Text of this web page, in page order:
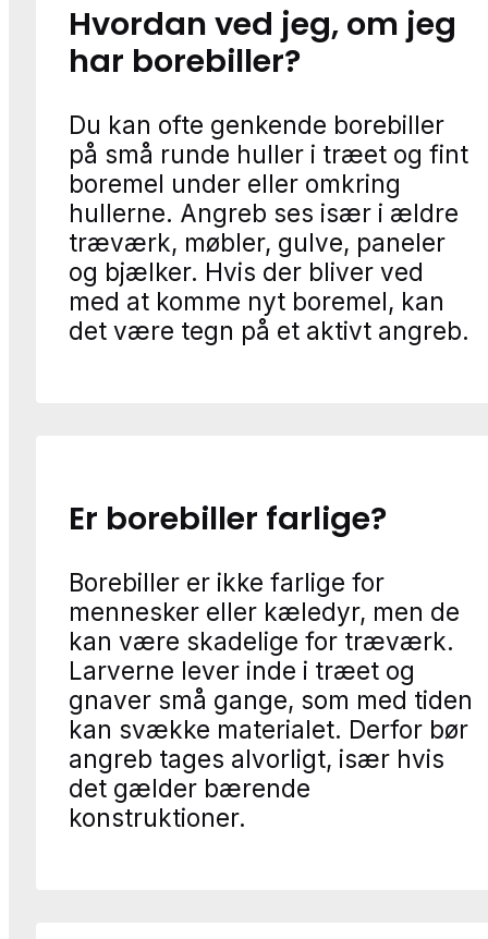
Hvordan ved jeg, om jeg
har borebiller?
Du kan ofte genkende borebiller
på små runde huller i træet og fint
boremel under eller omkring
hullerne. Angreb ses især i ældre
træværk, møbler, gulve, paneler
og bjælker. Hvis der bliver ved
med at komme nyt boremel, kan
det være tegn på et aktivt angreb.
Er borebiller farlige?
Borebiller er ikke farlige for
mennesker eller kæledyr, men de
kan være skadelige for træværk.
Larverne lever inde i træet og
gnaver små gange, som med tiden
kan svække materialet. Derfor bør
angreb tages alvorligt, især hvis
det gælder bærende
konstruktioner.